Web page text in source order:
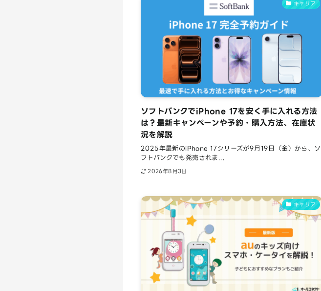
キャリア
ソフトバンクでiPhone 17を安く手に入れる方法
は？最新キャンペーンや予約・購入方法、在庫状
況を解説
2025年最新のiPhone 17シリーズが9月19日（金）から、ソ
フトバンクでも発売されま...
2026年8月3日
キャリア